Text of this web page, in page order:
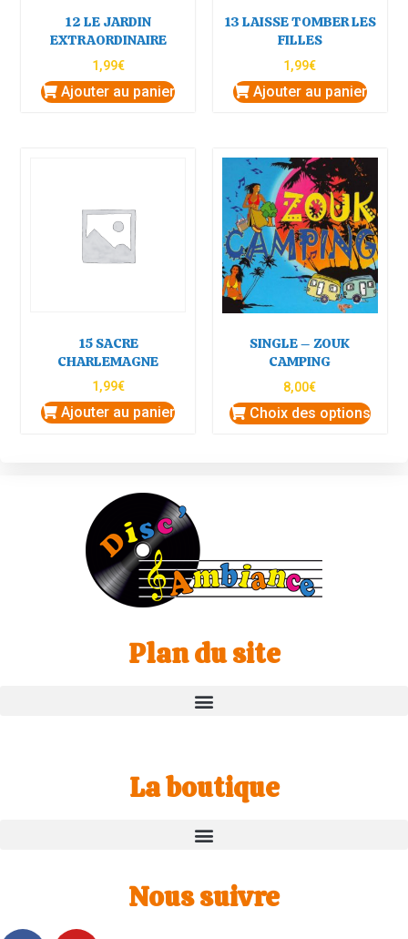
12 LE JARDIN
EXTRAORDINAIRE
1,99€
Ajouter au panier
13 LAISSE TOMBER LES
FILLES
1,99€
Ajouter au panier
15 SACRE
CHARLEMAGNE
1,99€
Ajouter au panier
SINGLE – ZOUK
CAMPING
8,00€
Choix des options
Plan du site
La boutique
Nous suivre